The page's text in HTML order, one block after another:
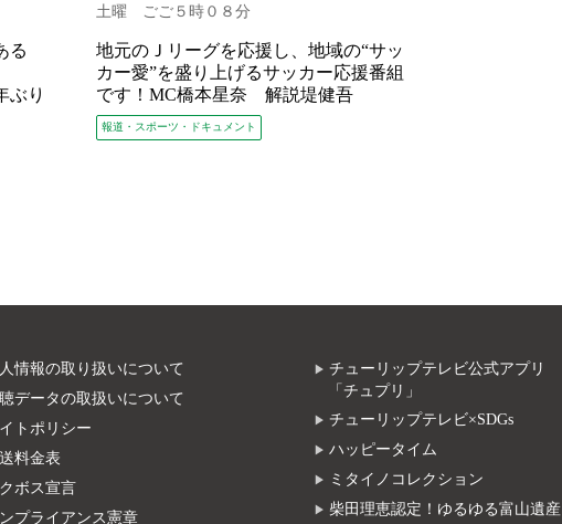
る
ぶり
土曜 ごご５時０８分
地元のＪリーグを応援し、地域の“サッ
カー愛”を盛り上げるサッカー応援番組
です！MC橋本星奈 解説堤健吾
報道・スポーツ・ドキュメント
情報の取り扱いについて
データの取扱いについて
トポリシー
料金表
ボス宣言
プライアンス憲章
チューリップテレビ公式アプリ
「チュプリ」
チューリップテレビ×SDGs
ハッピータイム
ミタイノコレクション
柴田理恵認定！ゆるゆる富山遺産